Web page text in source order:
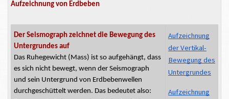
Aufzeichnung von Erdbeben
Der Seismograph zeichnet die Bewegung des
Untergrundes auf
Das Ruhegewicht (Mass) ist so aufgehängt, dass
es sich nicht bewegt, wenn der Seismograph
und sein Untergrund von Erdbebenwellen
durchgeschüttelt werden. Das bedeutet also:
Aufzeichnung
der Vertikal-
Bewegung des
Untergrundes
Aufzeichnung